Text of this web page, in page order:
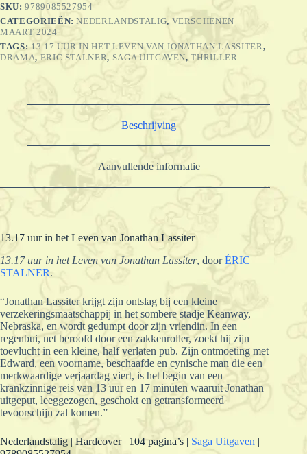
Lassiter
aantal
SKU:9789085527954
CATEGORIEËN:NEDERLANDSTALIG, VERSCHENEN
MAART 2024
TAGS: 13.17 UUR IN HET LEVEN VAN JONATHAN LASSITER,
DRAMA, ERIC STALNER, SAGA UITGAVEN,THRILLER
Beschrijving
Aanvullende informatie
13.17 uur in het Leven van Jonathan Lassiter
13.17 uur in het Leven van Jonathan Lassiter, doorÉRIC
STALNER.
“Jonathan Lassiter krijgt zijn ontslag bij een kleine
verzekeringsmaatschappij in het sombere stadje Keanway,
Nebraska, en wordt gedumpt door zijn vriendin. In een
regenbui, net beroofd door een zakkenroller, zoekt hij zijn
toevlucht in een kleine, half verlaten pub. Zijn ontmoeting met
Edward, een voorname, beschaafde en cynische man die een
merkwaardige verjaardag viert, is het begin van een
krankzinnige reis van 13 uur en 17 minuten waaruit Jonathan
uitgeput, leeggezogen, geschokt en getransformeerd
tevoorschijn zal komen.”
Nederlandstalig | Hardcover | 104 pagina’s | Saga Uitgaven |